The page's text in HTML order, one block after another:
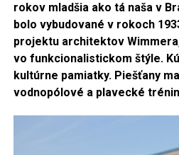
rokov mladšia ako tá naša v
bolo vybudované v rokoch
projektu architektov
vo funkcionalistickom štýle.
kultúrne pamiatky. Piešťany
vodnopólové a plavecké